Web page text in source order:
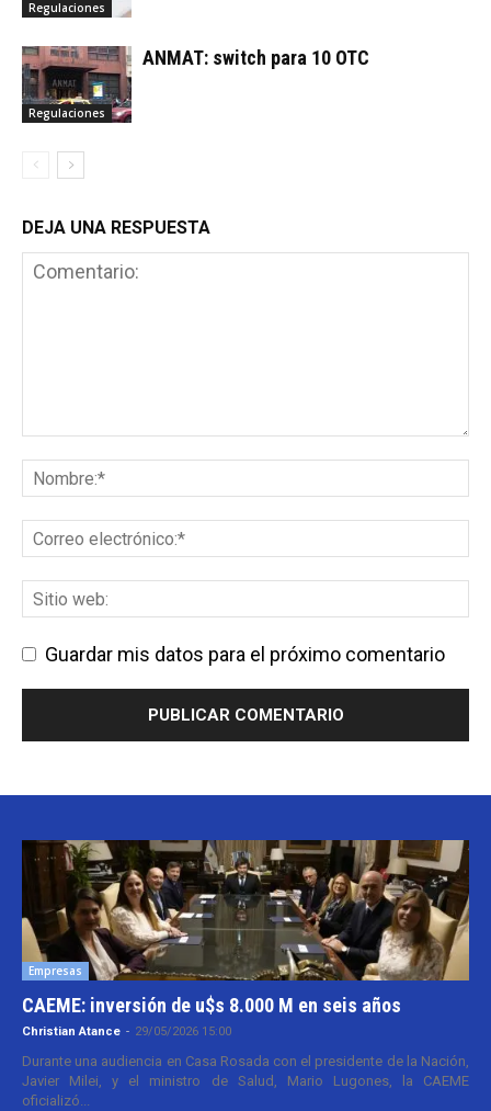
Regulaciones
Regulaciones
ANMAT: switch para 10 OTC
DEJA UNA RESPUESTA
Guardar mis datos para el próximo comentario
Empresas
CAEME: inversión de u$s 8.000 M en seis años
Christian Atance - 29/05/2026 15:00
Durante una audiencia en Casa Rosada con el presidente de la Nación,
Javier Milei, y el ministro de Salud, Mario Lugones, la CAEME
oficializó...